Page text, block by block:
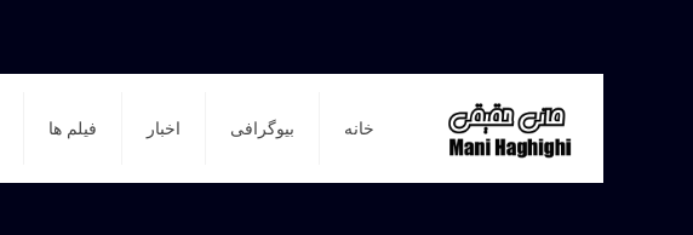
خانه بیوگرافی اخبار فیلم ها